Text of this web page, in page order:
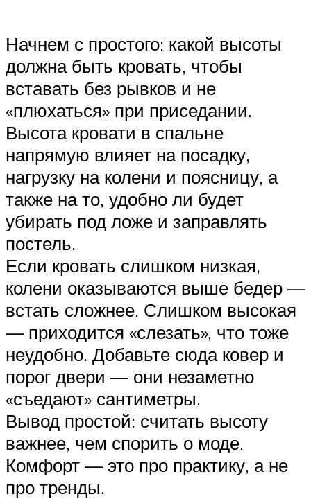
Начнем с простого: какой высоты
должна быть кровать, чтобы
вставать без рывков и не
«плюхаться» при приседании.
Высота кровати в спальне
напрямую влияет на посадку,
нагрузку на колени и поясницу, а
также на то, удобно ли будет
убирать под ложе и заправлять
постель.
Если кровать слишком низкая,
колени оказываются выше бедер —
встать сложнее. Слишком высокая
— приходится «слезать», что тоже
неудобно. Добавьте сюда ковер и
порог двери — они незаметно
«съедают» сантиметры.
Вывод простой: считать высоту
важнее, чем спорить о моде.
Комфорт — это про практику, а не
про тренды.